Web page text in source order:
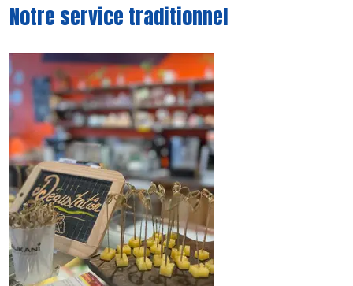
Notre service traditionnel